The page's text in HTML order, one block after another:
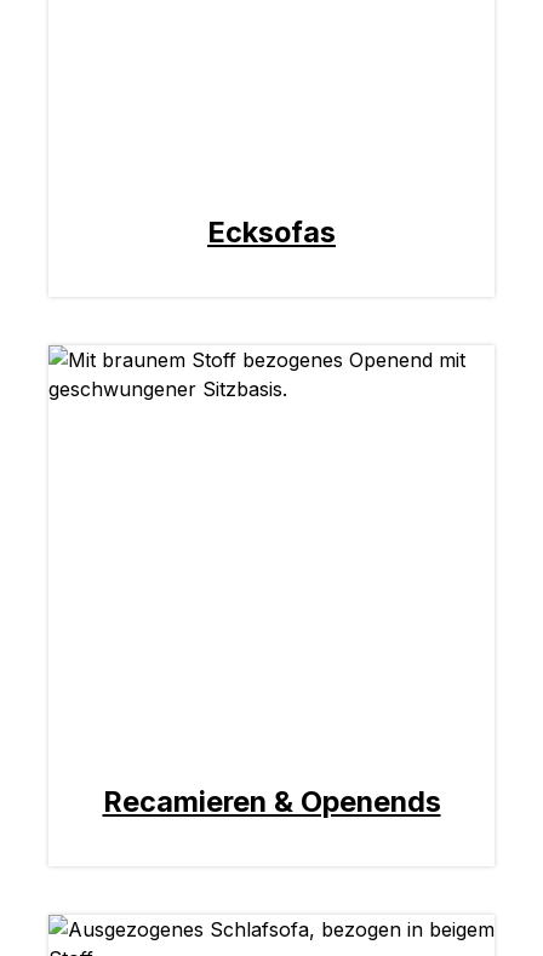
Ecksofas
Recamieren & Openends